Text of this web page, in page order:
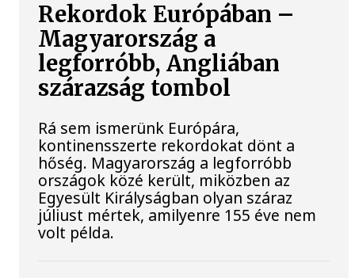
Rekordok Európában –
Magyarország a
legforróbb, Angliában
szárazság tombol
Rá sem ismerünk Európára,
kontinensszerte rekordokat dönt a
hőség. Magyarország a legforróbb
országok közé került, miközben az
Egyesült Királyságban olyan száraz
júliust mértek, amilyenre 155 éve nem
volt példa.